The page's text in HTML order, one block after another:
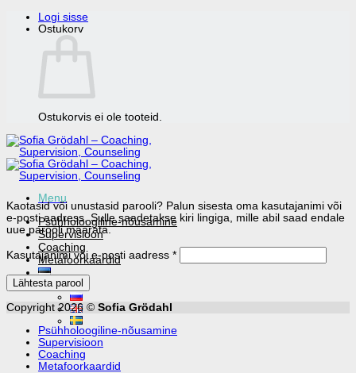
Skip
Logi sisse
Ostukorv
Ostukorvis ei ole tooteid.
Menu
Psühholoogiline-nõusamine
Supervisioon
Coaching
Мetafoorkaardid
Kaotasid või unustasid parooli? Palun sisesta oma kasutajanimi või
e-posti aadress. Sulle saadetakse kiri lingiga, mille abil saad endale
uue parooli määrata.
Kasutajanimi või e-posti aadress *Nõutud
Lähtesta parool
Copyright 2026 © Sofia Grödahl
Psühholoogiline-nõusamine
Supervisioon
Coaching
Мetafoorkaardid